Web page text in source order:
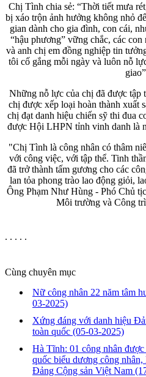
Chị Tình chia sẻ: “Thời tiết mưa
bị xáo trộn ảnh hưởng không nhỏ
gian dành cho gia đình, con cái,
“hậu phương” vững chắc, các
và anh chị em đồng nghiệp tin
tôi cố gắng mỗi ngày và luôn nỗ
Những nỗ lực của chị đã được tập
chị được xếp loại hoàn thành xuất
chị đạt danh hiệu chiến sỹ thi đua
được Hội LHPN tỉnh vinh danh là
"Chị Tình là công nhân có thâm
với công việc, với tập thể. Tinh
đã trở thành tấm gương cho các
lan tỏa phong trào lao động giỏi,
Ông Phạm Như Hùng - Phó Chủ
Môi trường và Công
. . . . .
Cùng chuyên mục
Nữ công nhân 22 năm tâm
03-2025)
Xứng đáng với danh hiệu
toàn quốc (05-03-2025)
Hà Tĩnh: 01 công nhân
quốc biểu dương công
Đảng Cộng sản Việt Nam